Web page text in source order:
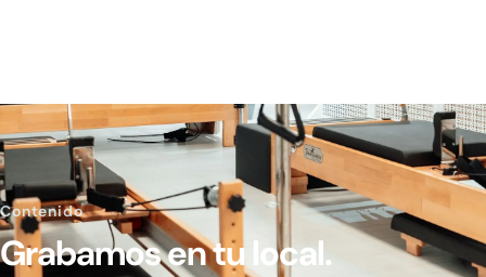
Contenido
Grabamos en tu local.